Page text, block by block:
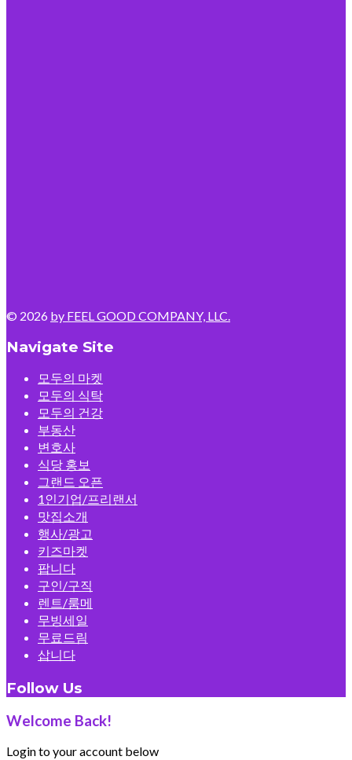
© 2026 by FEEL GOOD COMPANY, LLC.
Navigate Site
모두의 마켓
모두의 식탁
모두의 건강
부동산
변호사
식당 홍보
그랜드 오픈
1인기업/프리랜서
맛집소개
행사/광고
키즈마켓
팝니다
구인/구직
렌트/룸메
무빙세일
무료드림
삽니다
Follow Us
Welcome Back!
Login to your account below